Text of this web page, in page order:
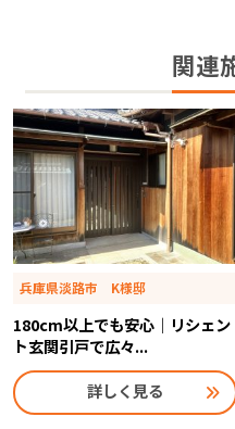
関連
兵庫県淡路市 K様邸
180cm以上でも安心｜リシェン
ト玄関引戸で広々...
詳しく見る